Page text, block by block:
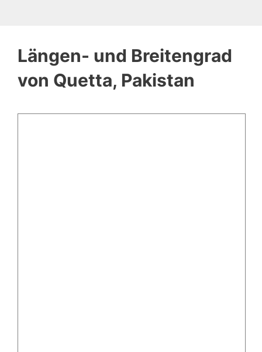
Längen- und Breitengrad
von Quetta, Pakistan